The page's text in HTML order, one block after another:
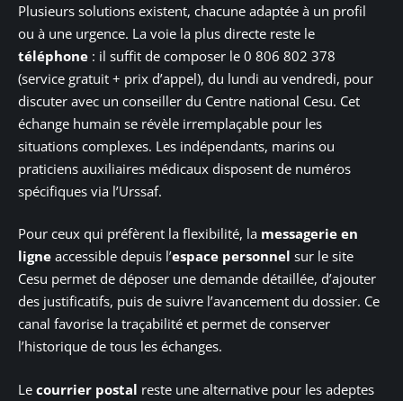
Plusieurs solutions existent, chacune adaptée à un profil
ou à une urgence. La voie la plus directe reste le
téléphone : il suffit de composer le 0 806 802 378
(service gratuit + prix d’appel), du lundi au vendredi, pour
discuter avec un conseiller du Centre national Cesu. Cet
échange humain se révèle irremplaçable pour les
situations complexes. Les indépendants, marins ou
praticiens auxiliaires médicaux disposent de numéros
spécifiques via l’Urssaf.
Pour ceux qui préfèrent la flexibilité, la messagerie en
ligne accessible depuis l’espace personnel sur le site
Cesu permet de déposer une demande détaillée, d’ajouter
des justificatifs, puis de suivre l’avancement du dossier. Ce
canal favorise la traçabilité et permet de conserver
l’historique de tous les échanges.
Le courrier postal reste une alternative pour les adeptes